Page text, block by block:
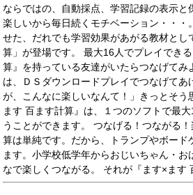
ならではの、自動採点、学習記録の表示と
楽しいから毎日続くモチベーション・・・
せた、だれでも学習効果があがる教材と
算」が登場です。 最大16人でプレイでき
算』を持っている友達がいたらつなげてみ
は、ＤＳダウンロードプレイでつなげてあ
が、こんなに楽しいなんて！」きっとそ
ます 百ます計算』は、１つのソフトで最
うことができます。 つなげる！つながる
算は単純です。だから、トランプやボード
ます。小学校低学年からおじいちゃん・お
なで楽しくつながる。 それが『ます×ます